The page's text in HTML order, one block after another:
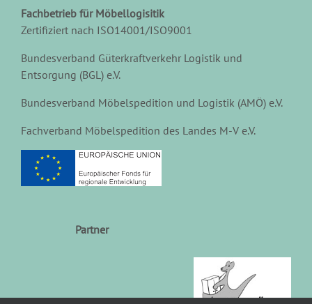
Fachbetrieb für Möbellogisitik
Zertifiziert nach ISO14001/ISO9001
Bundesverband Güterkraftverkehr Logistik und
Entsorgung (BGL) e.V.
Bundesverband Möbelspedition und Logistik (AMÖ) e.V.
Fachverband Möbelspedition des Landes M-V e.V.
Partner